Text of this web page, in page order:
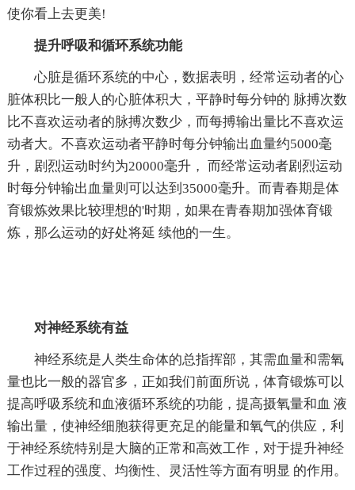
使你看上去更美!
提升呼吸和循环系统功能
心脏是循环系统的中心，数据表明，经常运动者的心
脏体积比一般人的心脏体积大，平静时每分钟的 脉搏次数
比不喜欢运动者的脉搏次数少，而每搏输出量比不喜欢运
动者大。不喜欢运动者平静时每分钟输出血量约5000毫
升，剧烈运动时约为20000毫升， 而经常运动者剧烈运动
时每分钟输出血量则可以达到35000毫升。而青春期是体
育锻炼效果比较理想的'时期，如果在青春期加强体育锻
炼，那么运动的好处将延 续他的一生。
对神经系统有益
神经系统是人类生命体的总指挥部，其需血量和需氧
量也比一般的器官多，正如我们前面所说，体育锻炼可以
提高呼吸系统和血液循环系统的功能，提高摄氧量和血 液
输出量，使神经细胞获得更充足的能量和氧气的供应，利
于神经系统特别是大脑的正常和高效工作，对于提升神经
工作过程的强度、均衡性、灵活性等方面有明显 的作用。